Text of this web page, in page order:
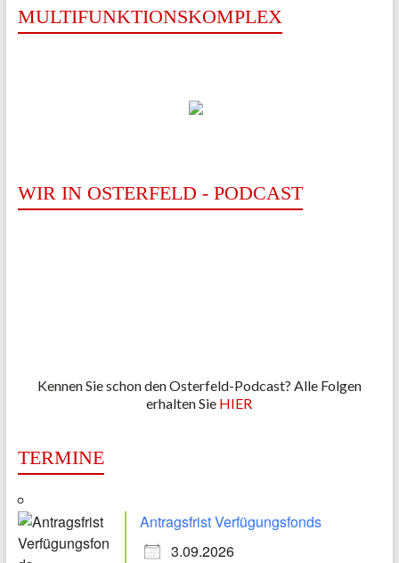
MULTIFUNKTIONSKOMPLEX
WIR IN OSTERFELD - PODCAST
Kennen Sie schon den Osterfeld-Podcast? Alle Folgen
erhalten Sie HIER
TERMINE
Antragsfrist Verfügungsfonds
3.09.2026